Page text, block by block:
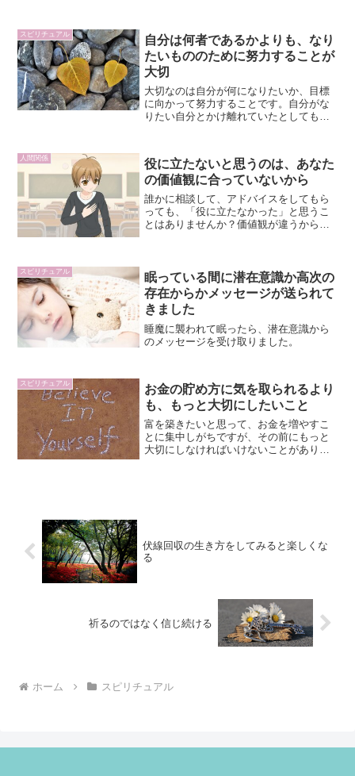
スピリチュアル
自分は何者であるかよりも、なり
たいもののために努力することが
大切
大切なのは自分が何になりたいか、目標
に向かって努力することです。自分がな
りたい自分とかけ離れていたとしても、
りたいか、何を目指すか、自分自身を大
切にしながら、良い方向に導く努力をし
ていきたいですね。
人間関係
役に立たないと思うのは、あなた
の価値観に合っていないから
誰かに相談して、アドバイスをしてもら
っても、「役に立たなかった」と思うこ
とはありませんか？価値観が違うから仕
スピリチュアル
眠っている間に潜在意識か高次の
存在からかメッセージが送られて
きました
睡魔に襲われて眠ったら、潜在意識から
のメッセージを受け取りました。
スピリチュアル
お金の貯め方に気を取られるより
も、もっと大切にしたいこと
富を築きたいと思って、お金を増やすこ
とに集中しがちですが、その前にもっと
大切にしなければいけないことがありま
伏線回収の生き方をしてみると楽しくな
る
祈るのではなく信じ続ける
ホーム スピリチュアル